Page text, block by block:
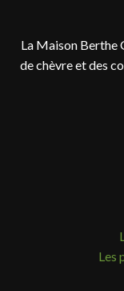
La Maison Berthe
de chèvre et des
Les